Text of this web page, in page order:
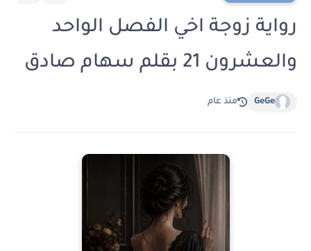
رواية زوجة اخي الفصل الواحد
والعشرون 21 بقلم سهام صادق
GeGe منذ عام